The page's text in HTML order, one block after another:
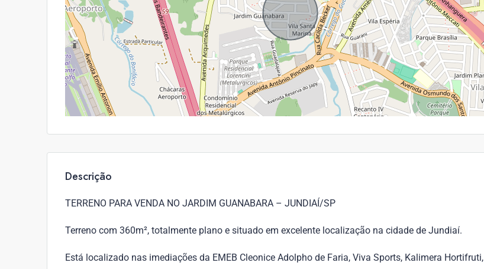
Descrição
TERRENO PARA VENDA NO JARDIM GUANABARA – JUNDIAÍ/SP
Terreno com 360m², totalmente plano e situado em excelente localização na cidade de Jundiaí.
Está localizado nas imediações da EMEB Cleonice Adolpho de Faria, Viva Sports, Kalimera Hortifruti,